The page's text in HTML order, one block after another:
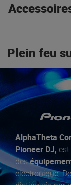
Plein feu
AlphaTheta
Pioneer DJ,
des
électronique.